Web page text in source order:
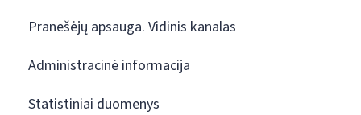
Pranešėjų apsauga. Vidinis kanalas
Administracinė informacija
Statistiniai duomenys